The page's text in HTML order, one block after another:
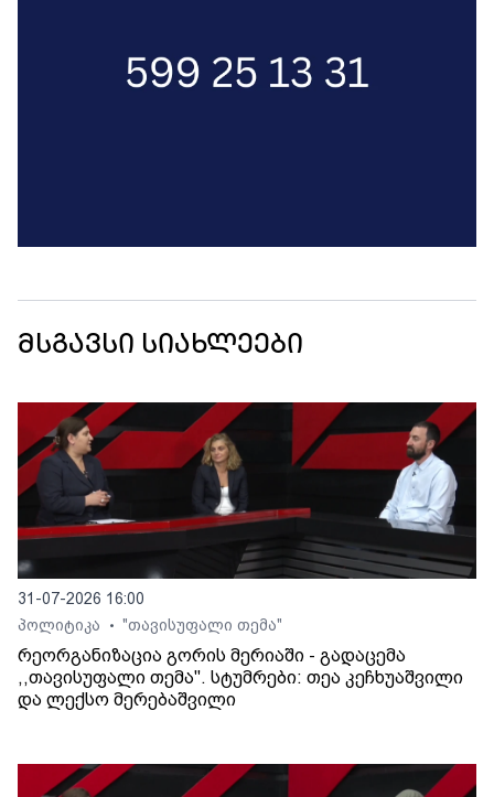
მსგავსი სიახლეები
31-07-2026 16:00
პოლიტიკა
• "თავისუფალი თემა"
რეორგანიზაცია გორის მერიაში - გადაცემა
,,თავისუფალი თემა". სტუმრები: თეა კეჩხუაშვილი
და ლექსო მერებაშვილი